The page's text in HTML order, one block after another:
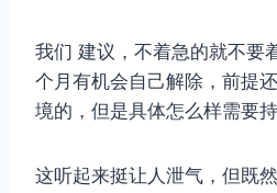
我们 建议，不着急的就不要
个月有机会自己解除，前提
境的，但是具体怎么样需要持
这听起来挺让人泄气，但既